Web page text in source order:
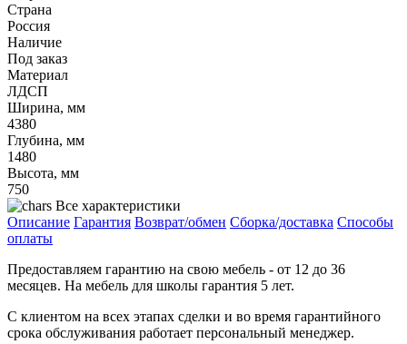
Страна
Россия
Наличие
Под заказ
Материал
ЛДСП
Ширина, мм
4380
Глубина, мм
1480
Высота, мм
750
Все характеристики
Описание Гарантия Возврат/обмен Сборка/доставка Способы
оплаты
Предоставляем гарантию на свою мебель - от 12 до 36
месяцев. На мебель для школы гарантия 5 лет.
С клиентом на всех этапах сделки и во время гарантийного
срока обслуживания работает персональный менеджер.